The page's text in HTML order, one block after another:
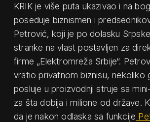
KRIK je više puta ukazivao i na
poseduje biznismen i
Petrović, koji je po dolasku
stranke na vlast postavljen za
firme „Elektromreža Srbije“.
vratio privatnom biznisu, nekoliko
posluje u proizvodnji struje sa
za šta dobija i milione od države.
da je nakon odlaska sa funkcije